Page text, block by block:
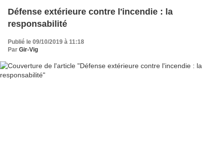
Défense extérieure contre l'incendie : la
responsabilité
Publié le 09/10/2019 à 11:18
Par Gir-Vig